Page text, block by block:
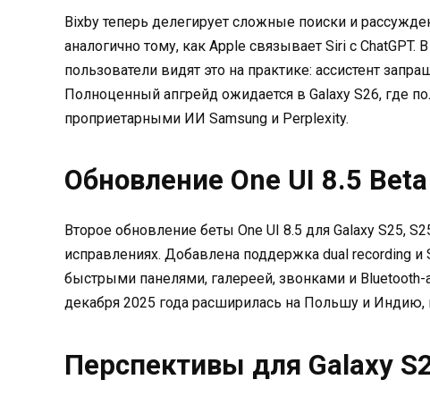
Bixby теперь делегирует сложные поиски и
аналогично тому, как Apple связывает Siri с ChatGPT.
пользователи видят это на практике: ассистент
Полноценный апгрейд ожидается в Galaxy S26, где
проприетарными ИИ Samsung и Perplexity.
Обновление One UI 8.5 Beta
Второе обновление беты One UI 8.5 для Galaxy S25,
исправлениях. Добавлена поддержка dual recording
быстрыми панелями, галереей, звонками и Bluetooth-
декабря 2025 года расширилась на Польшу и
Перспективы для Galaxy